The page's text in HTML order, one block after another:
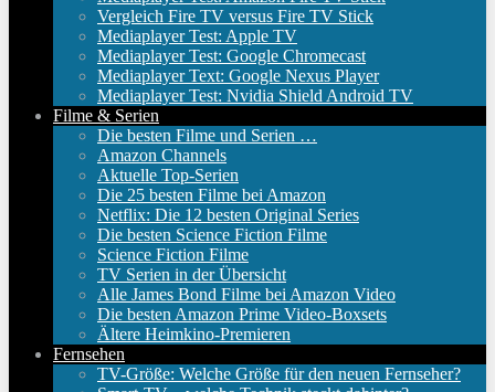
Vergleich Fire TV versus Fire TV Stick
Mediaplayer Test: Apple TV
Mediaplayer Test: Google Chromecast
Mediaplayer Text: Google Nexus Player
Mediaplayer Test: Nvidia Shield Android TV
Filme & Serien
Die besten Filme und Serien …
Amazon Channels
Aktuelle Top-Serien
Die 25 besten Filme bei Amazon
Netflix: Die 12 besten Original Series
Die besten Science Fiction Filme
Science Fiction Filme
TV Serien in der Übersicht
Alle James Bond Filme bei Amazon Video
Die besten Amazon Prime Video-Boxsets
Ältere Heimkino-Premieren
Fernsehen
TV-Größe: Welche Größe für den neuen Fernseher?